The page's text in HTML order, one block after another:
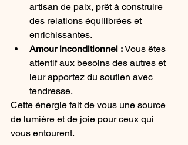
artisan de paix, prêt à construire
des relations équilibrées et
enrichissantes.
Amour inconditionnel : Vous êtes
attentif aux besoins des autres et
leur apportez du soutien avec
tendresse.
Cette énergie fait de vous une source
de lumière et de joie pour ceux qui
vous entourent.